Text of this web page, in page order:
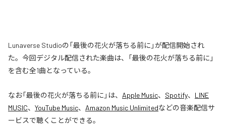
Lunaverse Studioの「最後の花火が落ちる前に」が配信開始され
た。今回デジタル配信された楽曲は、「最後の花火が落ちる前に」
を含む全1曲となっている。
なお「最後の花火が落ちる前に 」は、 Apple Music、 Spotify、 LINE
MUSIC、 YouTube Music、 Amazon Music Unlimitedなどの音楽配信サ
ービスで聴くことができる。